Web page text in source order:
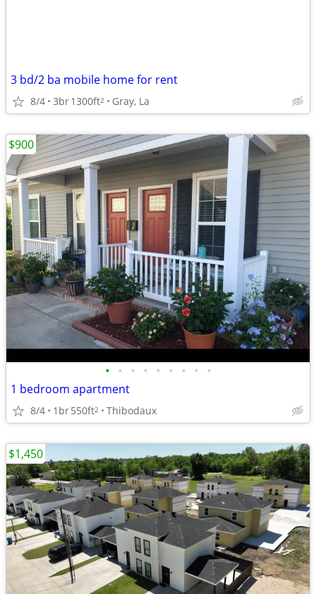
3 bd/2 ba mobile home for rent
8/4 3br1300ft2 Gray, La
• • • • • • • • •
1 bedroom apartment
8/4 1br550ft2 Thibodaux
$900
$1,450